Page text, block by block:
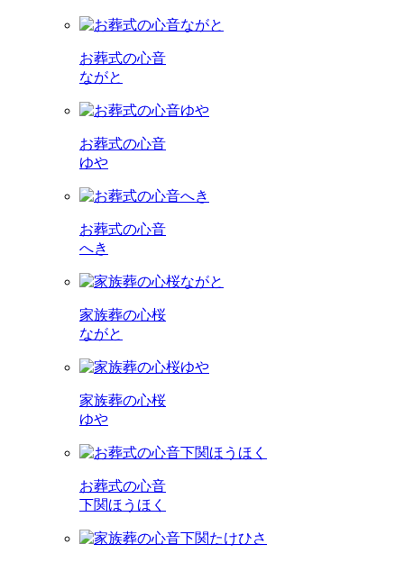
お葬式の心音
ながと
お葬式の心音
ゆや
お葬式の心音
へき
家族葬の心桜
ながと
家族葬の心桜
ゆや
お葬式の心音
下関ほうほく